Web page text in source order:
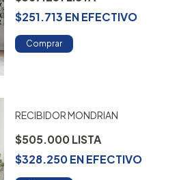
$251.713 ENEFECTIVO
Comprar
RECIBIDOR MONDRIAN
$505.000
$328.250ENEFECTIVO